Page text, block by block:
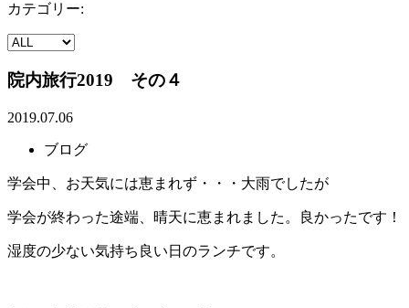
カテゴリー:
院内旅行2019 その４
2019.07.06
ブログ
学会中、お天気には恵まれず・・・大雨でしたが
学会が終わった途端、晴天に恵まれました。良かったです！
湿度の少ない気持ち良い日のランチです。